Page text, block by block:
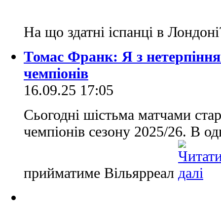
На що здатні іспанці в
Томас Франк: Я з
чемпіонів
16.09.25 17:05
Сьогодні шістьма матчами
чемпіонів сезону 2025/26. В
прийматиме Вільярреал